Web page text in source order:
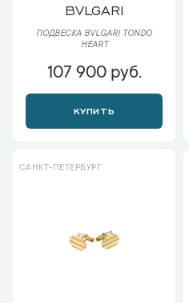
BVLGARI
ПОДВЕСКА BVLGARI TONDO
HEART
107 900 руб.
КУПИТЬ
САНКТ-ПЕТЕРБУРГ